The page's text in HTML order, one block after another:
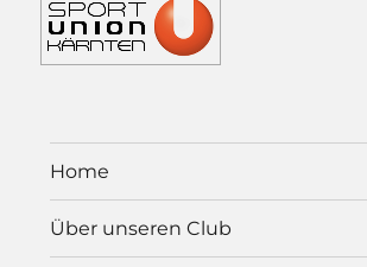
Home
Über unseren Club